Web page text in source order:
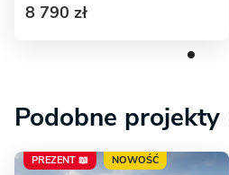
8 790 zł
Podobne projekty
PREZENT 📖 NOWOŚĆ